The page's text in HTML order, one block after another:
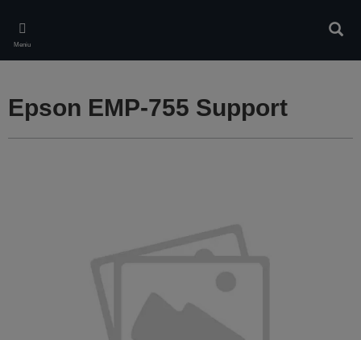
main
content
Meniu
Epson EMP-755 Support